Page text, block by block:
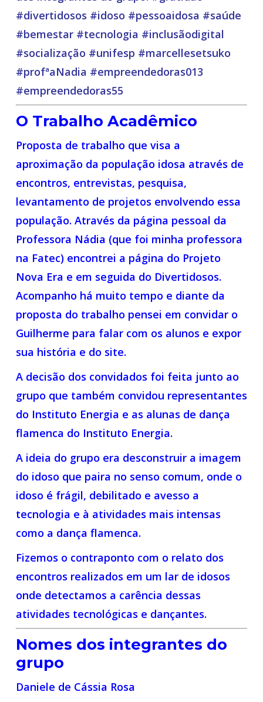
#divertidosos #idoso #pessoaidosa #saúde
#bemestar #tecnologia #inclusãodigital
#socialização #unifesp #marcellesetsuko
#profªaNadia #empreendedoras013
#empreendedoras55
O Trabalho Acadêmico
Proposta de trabalho que visa a
aproximação da população idosa através de
encontros, entrevistas, pesquisa,
levantamento de projetos envolvendo essa
população. Através da página pessoal da
Professora Nádia (que foi minha professora
na Fatec) encontrei a página do Projeto
Nova Era e em seguida do Divertidosos.
Acompanho há muito tempo e diante da
proposta do trabalho pensei em convidar o
Guilherme para falar com os alunos e expor
sua história e do site.
A decisão dos convidados foi feita junto ao
grupo que também convidou representantes
do Instituto Energia e as alunas de dança
flamenca do Instituto Energia.
A ideia do grupo era desconstruir a imagem
do idoso que paira no senso comum, onde o
idoso é frágil, debilitado e avesso a
tecnologia e à atividades mais intensas
como a dança flamenca.
Fizemos o contraponto com o relato dos
encontros realizados em um lar de idosos
onde detectamos a carência dessas
atividades tecnológicas e dançantes.
Nomes dos integrantes do
grupo
Daniele de Cássia Rosa